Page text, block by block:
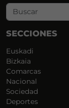
SECCIONES
Euskadi
Bizkaia
Comarcas
Nacional
Sociedad
Deportes